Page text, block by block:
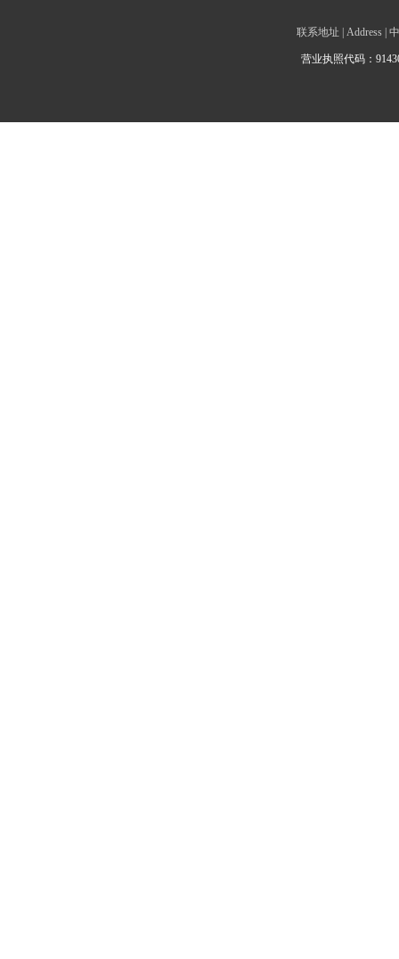
联系地址 | Address |
营业执照代码：